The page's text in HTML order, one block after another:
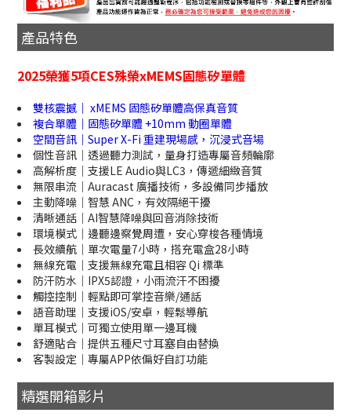
產品特色
2025榮獲5項CES殊榮xMEMS固態矽單體
雙核震撼｜ xMEMS 固態矽單體高保真音質
複合單體｜固態矽單體 +10mm 動圈單體
空間音訊｜Super X-Fi 重建現場感，沉浸式音場
個性音訊｜透過聽力測試，量身打造專屬音頻輪廓
高解析度｜支援LE Audio與LC3，傳遞細緻音質
無限串流｜Auracast 廣播技術，多設備同步播放
主動降噪｜智慧 ANC，有效隔絕干擾
清晰通話｜AI智慧降噪與回音消除技術
環境模式｜邊聽邊察覺周遭，安心穿梭各種情境
長效續航｜單次電量7小時，搭充電盒28小時
無線充電｜支援無線充電且相容 Qi 標準
防汗防水｜IPX5認證，小雨流汗不困擾
觸控控制｜輕點即可掌控音樂/通話
語音助理｜支援iOS/安卓，輕鬆導航
單耳模式｜可獨立使用單一邊耳機
舒適貼合｜提供五種尺寸耳塞自由替換
客製設定｜專屬APP依偏好自訂功能
精選開箱影片